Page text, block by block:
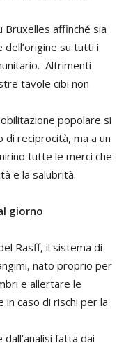
Bruxelles affinché sia
dell’origine su tutti i
Altrimenti
tavole cibi non
popolare si
reciprocità, ma a un
tutte le merci che
e la salubrità.
giorno
Rasff, il sistema di
nato proprio per
e allertare le
caso di rischi per la
fatta dai